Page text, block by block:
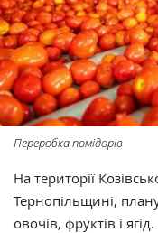
Переробка помідорів
На території
Тернопільщині,
овочів, фруктів і